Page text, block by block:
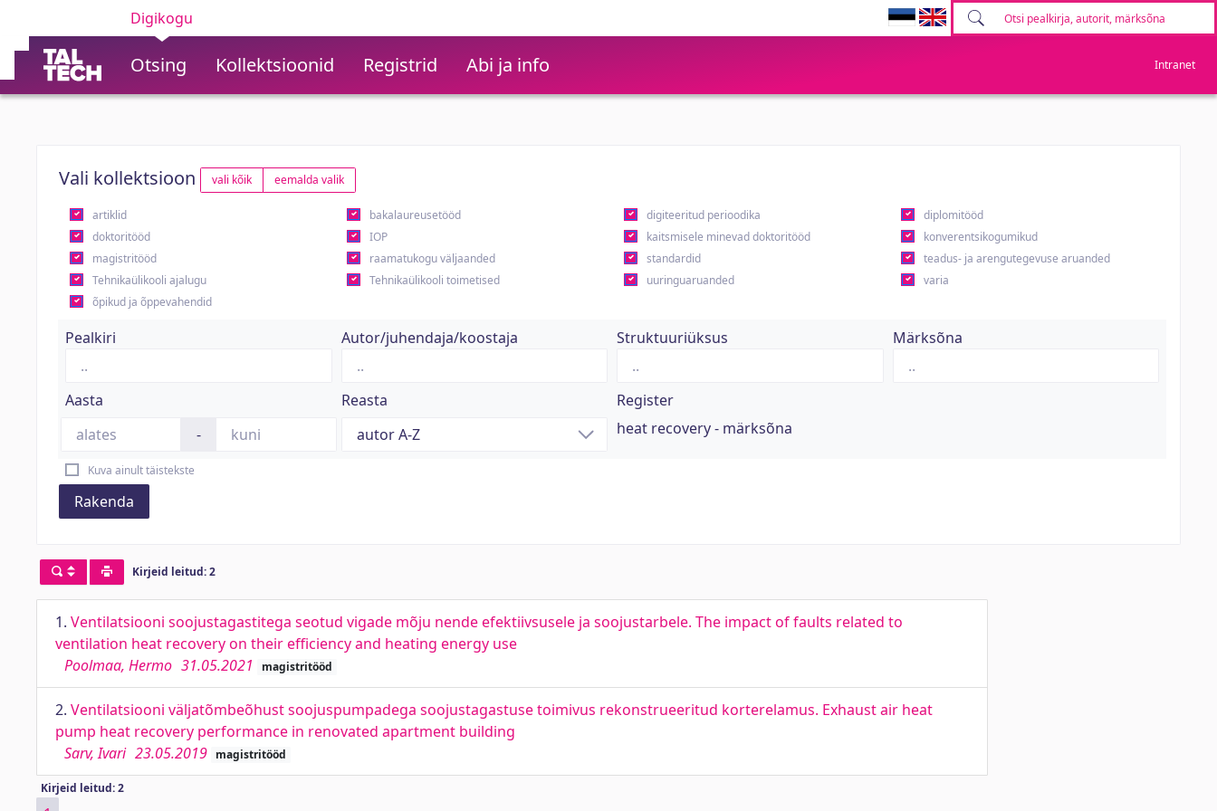
Digikogu
Otsing Kollektsioonid Registrid Abi ja info Intranet
Vali kollektsioon vali kõik eemalda valik
artiklid bakalaureusetööd digiteeritud perioodika
diplomitööd
doktoritööd
IOP kaitsmisele minevad doktoritööd
konverentsikogumikud
magistritööd
raamatukogu väljaanded standardid
teadus- ja arengutegevuse aruanded
Tehnikaülikooli ajalugu
Tehnikaülikooli toimetised uuringuaruanded
varia
õpikud ja õppevahendid
Pealkiri Autor/juhendaja/koostaja Struktuuriüksus Märksõna
Aasta
-
Reasta
Register
heat recovery - märksõna
Kuva ainult täistekste
Rakenda
Kirjeid leitud: 2
1. Ventilatsiooni soojustagastitega seotud vigade mõju nende efektiivsusele ja soojustarbele. The impact of faults related to
ventilation heat recovery on their efficiency and heating energy use
Poolmaa, Hermo 31.05.2021 magistritööd
2. Ventilatsiooni väljatõmbeõhust soojuspumpadega soojustagastuse toimivus rekonstrueeritud korterelamus. Exhaust air heat
pump heat recovery performance in renovated apartment building
Sarv, Ivari 23.05.2019 magistritööd
Kirjeid leitud: 2